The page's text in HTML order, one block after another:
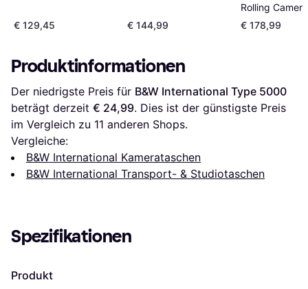
€ 129,45 € 144,99
Rolling
€ 178,99
Produktinformationen
Der niedrigste Preis für B&W International Type 5000
beträgt derzeit € 24,99. Dies ist der günstigste Preis
im Vergleich zu 11 anderen Shops.
Vergleiche:
B&W International Kamerataschen
B&W International Transport- & Studiotaschen
Spezifikationen
Produkt